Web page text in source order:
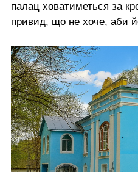
палац ховатиметься за
привид, що не хоче, аби